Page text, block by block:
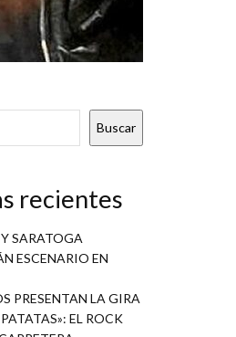
Buscar
recientes
SARATOGA
ESCENARIO EN
PRESENTAN LA GIRA
EL ROCK